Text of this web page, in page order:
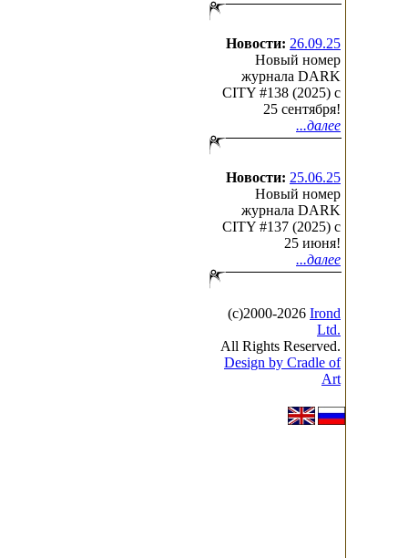
Новости: 26.09.25
Новый номер
журнала DARK
CITY #138 (2025) c
25 сентября!
...далее
Новости: 25.06.25
Новый номер
журнала DARK
CITY #137 (2025) c
25 июня!
...далее
(с)2000-2026 Irond
Ltd.
All Rights Reserved.
Design by Cradle of
Art